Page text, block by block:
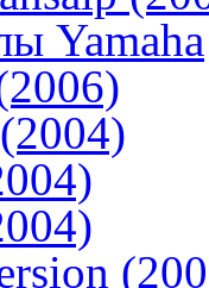
Yamaha